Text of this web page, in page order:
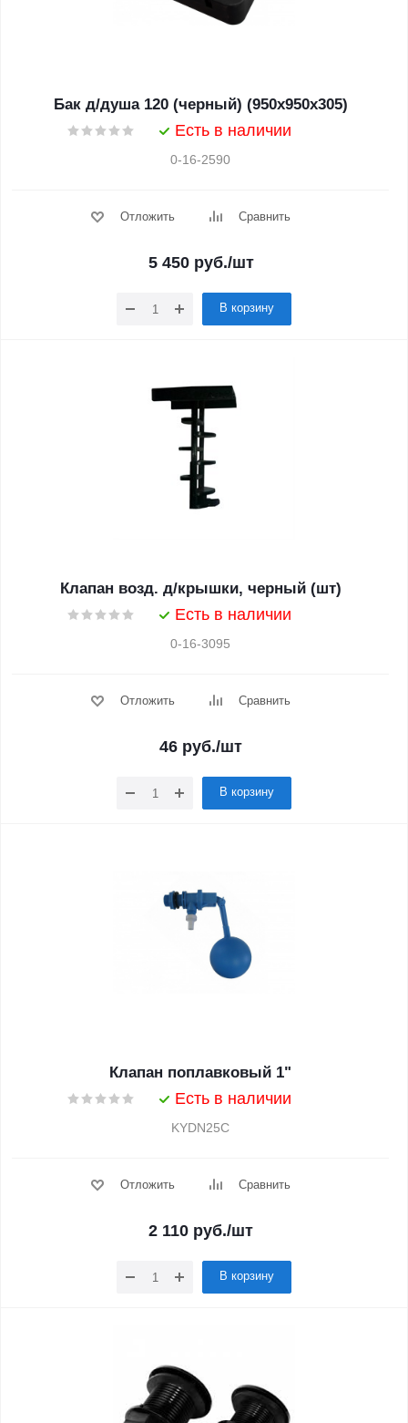
Бак д/душа 120 (черный) (950х950х305)
Есть в наличии
0-16-2590
Отложить Сравнить
5 450руб./шт
В корзину
Клапан возд. д/крышки, черный (шт)
Есть в наличии
0-16-3095
Отложить Сравнить
46 руб./шт
В корзину
Клапан поплавковый 1"
Есть в наличии
KYDN25C
Отложить Сравнить
2 110 руб./шт
В корзину